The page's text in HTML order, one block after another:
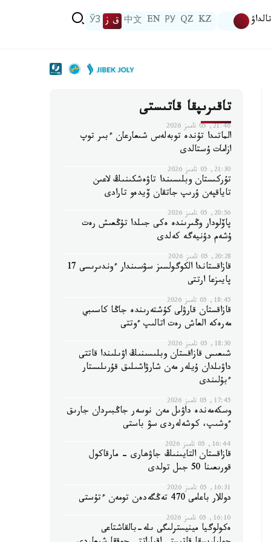
تالداۋ KZ
QZ
РУ
EN
中文 ق ز ЎЗ
تاقىرىپقا قاتىستى
21:46, 05 تامىز 2026
الماتىدا تۇندە توبەلەس شىعارعان ءبىر توپ
ازامات ۇستالدى
21:30, 05 تامىز 2026
تۇركىستان وبلىسىندا تاۋەشكىنىڭ لاعىن
تاياقپەن ۇرىپ جاتقان ۆيدەو تارادى
20:56, 05 تامىز 2026
پاۆلودار وڭىرىندە ەكى جىلدا تۇڭعىش رەت
ۇشەم دۇنيەگە كەلدى
20:28, 05 تامىز 2026
قازاقستاندا الكوگولسىز سۋسىندار ءوندىرىسى 17
پايىزعا ارتتى
18:45, 05 تامىز 2026
قازاقستان قارۋلى كۇشتەرىندە جاڭا كاسىبي
مەرەكە العاش رەت اتالىپ ءوتتى
18:30, 05 تامىز 2026
شىعىس قازاقستان وبلىسىنىڭ اۋىلىندا قاتتى
داۋىلدان ۇيلەر مەن شارۋاشىلىق قۇرىلىستار
ءبۇلىندى
17:45, 05 تامىز 2026
وسكەمەندە داۋىل مەن نوسەر جاڭبىردان جارىق
ءوشىپ، كوشەلەردى سۋ باستى
16:44, 05 تامىز 2026
قازاقستان التايىنىڭ جاۋھارى - مارقاكول
قورىعىنا 50 جىل تولدى
16:31, 05 تامىز 2026
دوللار باعامى 470 تەڭگەدەن تومەن ءتۇستى
16:10, 05 تامىز 2026
ەكولوگيا مينيسترلىگى ىلە-بالقاشتاعى